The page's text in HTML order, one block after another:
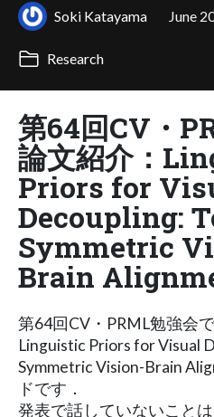
Soki Katayama June
Research
第64回CV・
論文紹介：
Priors for
Decoupling:
Symmetric
Brain
第64回CV・PRML勉強会
Linguistic Priors for Visual
Symmetric Vision-Brain
ドです．
発表で話していないこと